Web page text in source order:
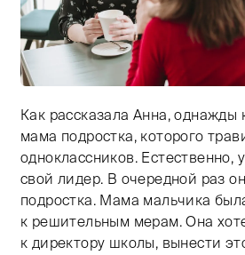
Тифлокомментарий: цветная
Как рассказала Анна, однажды
мама подростка, которого
одноклассников. Естественно,
свой лидер. В очередной раз
подростка. Мама мальчика
к решительным мерам. Она
к директору школы, вынести